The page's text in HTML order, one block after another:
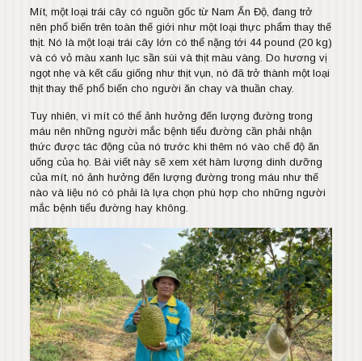
Mít, một loại trái cây có nguồn gốc từ Nam Ấn Độ, đang trở
nên phổ biến trên toàn thế giới như một loại thực phẩm thay thế
thịt. Nó là một loại trái cây lớn có thể nặng tới 44 pound (20 kg)
và có vỏ màu xanh lục sần sùi và thịt màu vàng. Do hương vị
ngọt nhẹ và kết cấu giống như thịt vụn, nó đã trở thành một loại
thịt thay thế phổ biến cho người ăn chay và thuần chay.
Tuy nhiên, vì mít có thể ảnh hưởng đến lượng đường trong
máu nên những người mắc bệnh tiểu đường cần phải nhận
thức được tác động của nó trước khi thêm nó vào chế độ ăn
uống của họ. Bài viết này sẽ xem xét hàm lượng dinh dưỡng
của mít, nó ảnh hưởng đến lượng đường trong máu như thế
nào và liệu nó có phải là lựa chọn phù hợp cho những người
mắc bệnh tiểu đường hay không.